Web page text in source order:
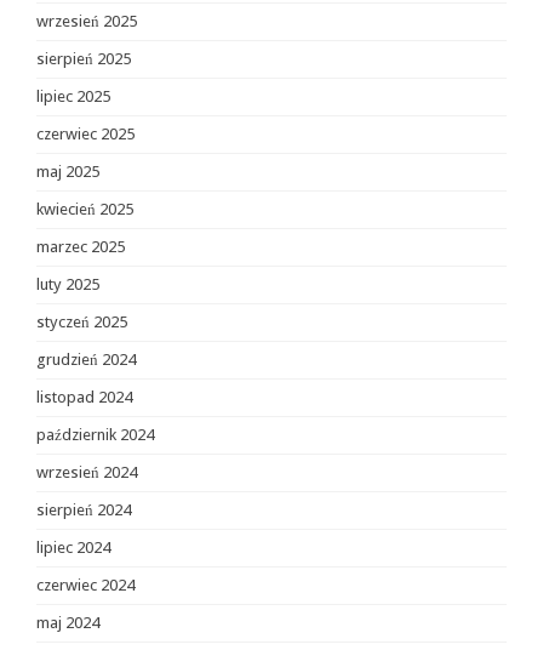
wrzesień 2025
sierpień 2025
lipiec 2025
czerwiec 2025
maj 2025
kwiecień 2025
marzec 2025
luty 2025
styczeń 2025
grudzień 2024
listopad 2024
październik 2024
wrzesień 2024
sierpień 2024
lipiec 2024
czerwiec 2024
maj 2024